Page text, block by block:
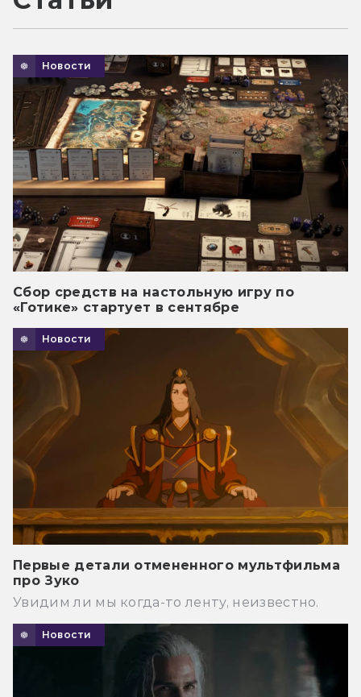
Новости
Сбор средств на настольную игру по
«Готике» стартует в сентябре
Новости
Первые детали отмененного мультфильма
про Зуко
Увидим ли мы когда-то ленту, неизвестно.
Новости